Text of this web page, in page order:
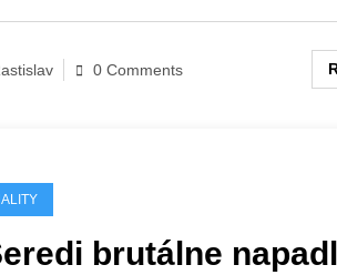
0 Comments
brutálne